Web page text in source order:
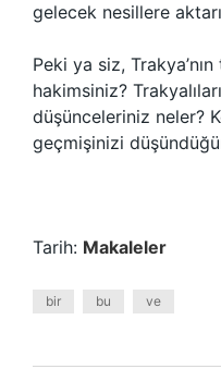
gelecek nesillere
Peki ya siz,
hakimsiniz?
düşünceleriniz neler?
geçmişinizi
Tarih: Makaleler
bir bu ve